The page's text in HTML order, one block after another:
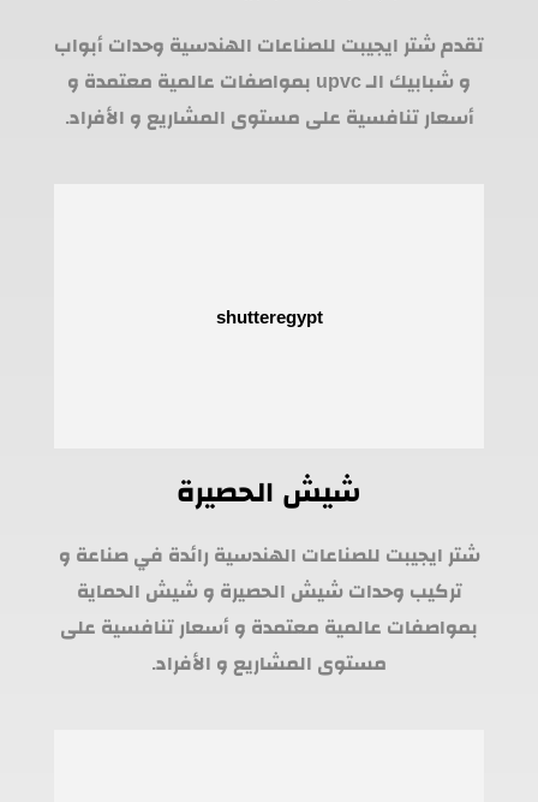
تقدم شتر ايجيبت للصناعات الهندسية وحدات أبواب
و شبابيك الـ upvc بمواصفات عالمية معتمدة و
أسعار تنافسية على مستوى المشاريع و الأفراد.
شيش الحصيرة
شتر ايجيبت للصناعات الهندسية رائدة في صناعة و
تركيب وحدات شيش الحصيرة و شيش الحماية
بمواصفات عالمية معتمدة و أسعار تنافسية على
مستوى المشاريع و الأفراد.